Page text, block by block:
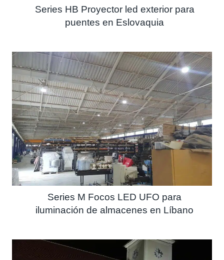
Series HB Proyector led exterior para
puentes en Eslovaquia
Series M Focos LED UFO para
iluminación de almacenes en Líbano